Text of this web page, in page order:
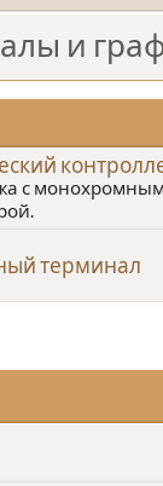
и
с
терминал